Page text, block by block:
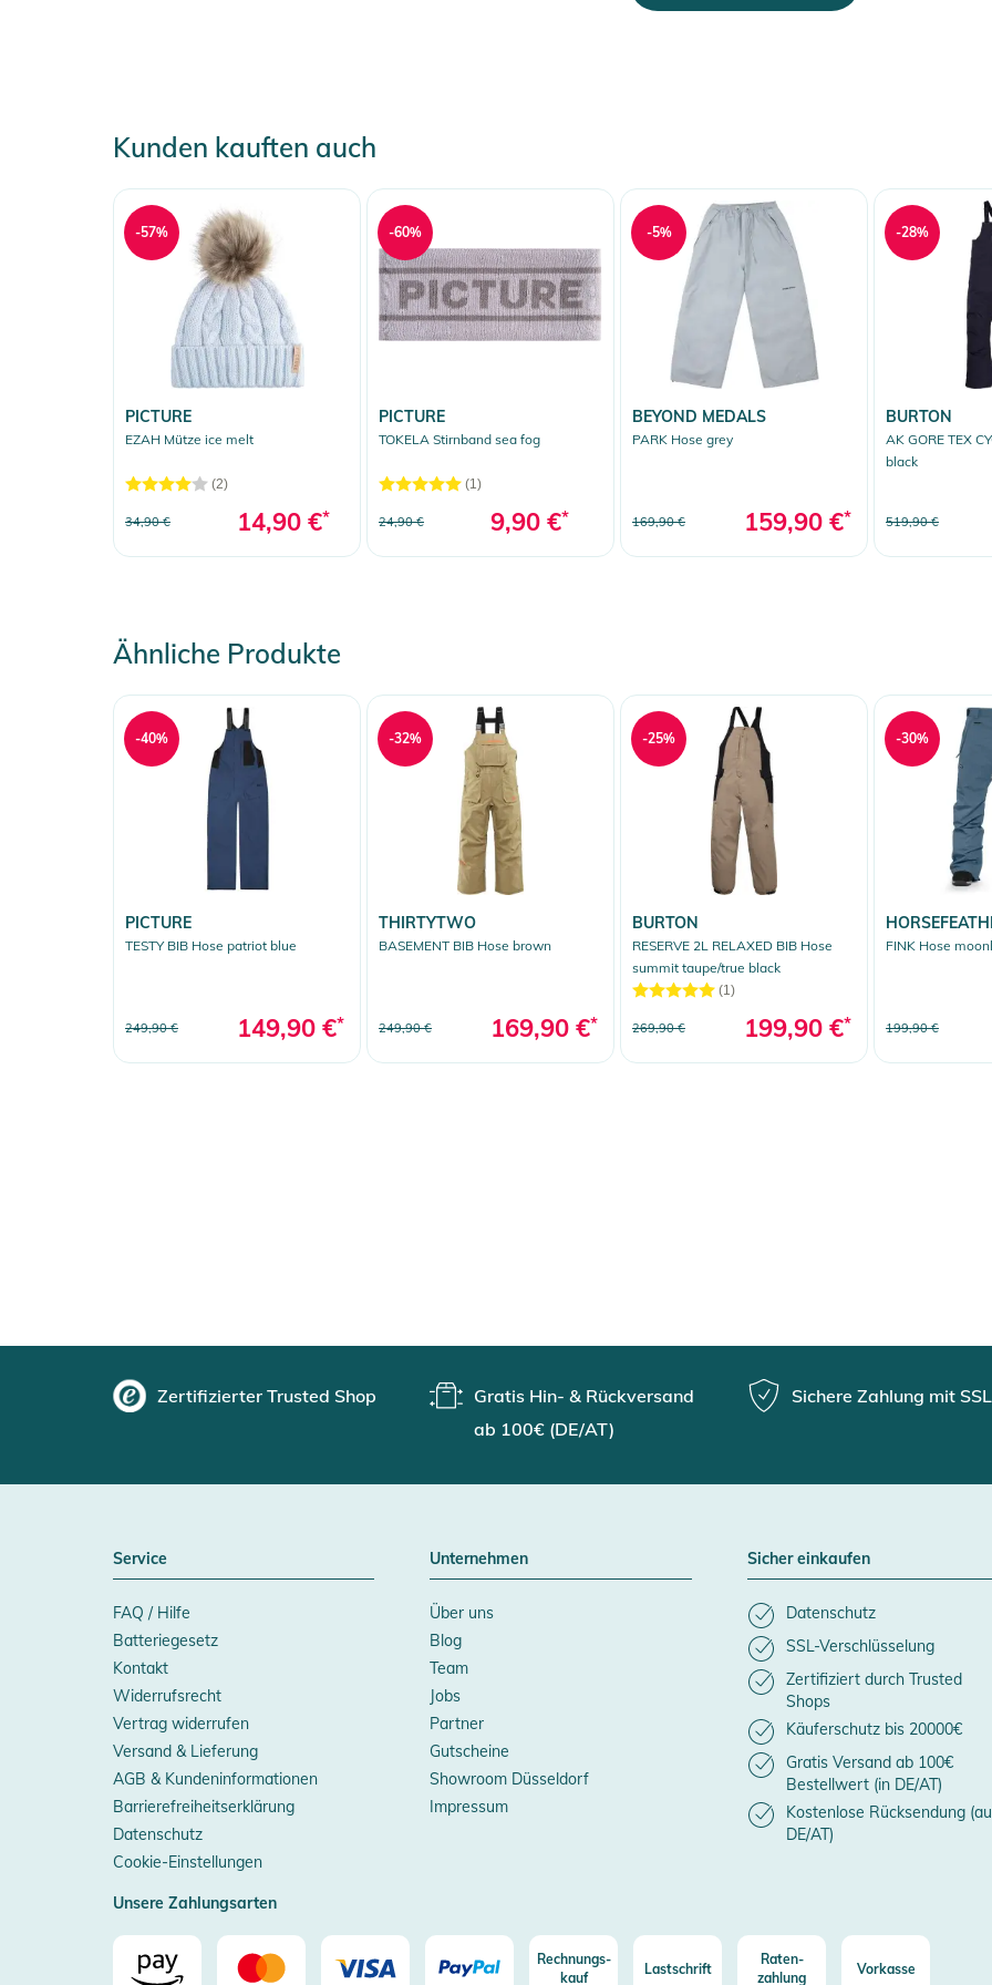
Gebrauchsanweisungen, Sicherheitshinweise und Warnungen finden Sie direkt am Produkt.
Kunden kauften auch
PICTURE
EZAH Mütze ice melt
(2)
34,90 € 14,90 €*
-57%
PICTURE
TOKELA Stirnband sea fog
(1)
24,90 € 9,90 €*
-60%
BEYOND MEDALS
PARK Hose grey
169,90 € 159,90 €*
-5%
BURTON
AK GORE TEX
black
519,90 €
-28%
Ähnliche Produkte
PICTURE
TESTY BIB Hose patriot blue
249,90 € 149,90 €*
-40%
THIRTYTWO
BASEMENT BIB Hose brown
249,90 € 169,90 €*
-32%
BURTON
RESERVE 2L RELAXED BIB Hose
summit taupe/true black
(1)
269,90 € 199,90 €*
-25%
FINK Hose
199,90 €
-30%
Zertifizierter Trusted Shop
Gratis Hin- & Rückversand
ab 100€ (DE/AT)
Sichere Zahlung mit SSL
Service
FAQ / Hilfe
Batteriegesetz
Kontakt
Widerrufsrecht
Vertrag widerrufen
Versand & Lieferung
AGB & Kundeninformationen
Barrierefreiheitserklärung
Datenschutz
Cookie-Einstellungen
Unternehmen
Über uns
Blog
Team
Jobs
Partner
Gutscheine
Showroom Düsseldorf
Impressum
Sicher einkaufen
Datenschutz
SSL-Verschlüsselung
Zertifiziert durch Trusted
Shops
Käuferschutz bis 20000€
Gratis Versand ab 100€
Bestellwert (in DE/AT)
Kostenlose Rücksendung
DE/AT)
Unsere Zahlungsarten
Rechnungs-
kauf
Lastschrift
Raten-
zahlung
Vorkasse